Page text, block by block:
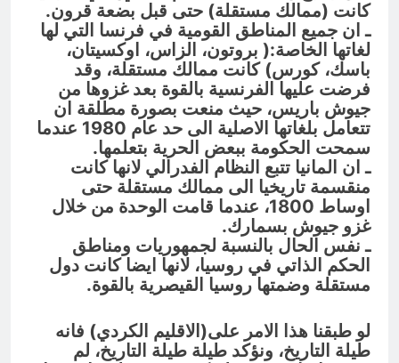
كانت (ممالك مستقلة) حتى قبل بضعة قرون.
ـ ان جميع المناطق القومية في فرنسا التي لها
لغاتها الخاصة:( بروتون، الزاس، اوكسيتان،
باسك، كورس) كانت ممالك مستقلة، وقد
فرضت عليها الفرنسية بالقوة بعد غزوها من
جيوش باريس، حيث منعت بصورة مطلقة ان
تتعامل بلغاتها الاصلية الى حد عام 1980 عندما
سمحت الحكومة ببعض الحرية بتعلمها.
ـ ان المانيا تتبع النظام الفدرالي لانها كانت
منقسمة تاريخيا الى ممالك مستقلة حتى
اوساط 1800، عندما قامت الوحدة من خلال
غزو جيوش بسمارك.
ـ نفس الحال بالنسبة لجمهوريات ومناطق
الحكم الذاتي في روسيا، لانها ايضا كانت دول
مستقلة وضمتها روسيا القيصرية بالقوة.
لو طبقنا هذا الامر على(الاقليم الكردي) فانه
طيلة التاريخ، ونؤكد طيلة طيلة التاريخ، لم